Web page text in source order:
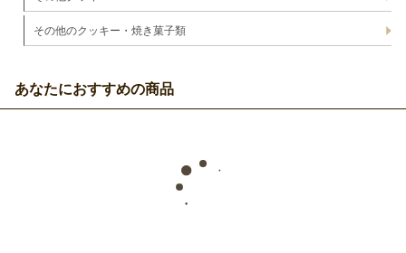
その他のクッキー・焼き菓子類
あなたにおすすめの商品